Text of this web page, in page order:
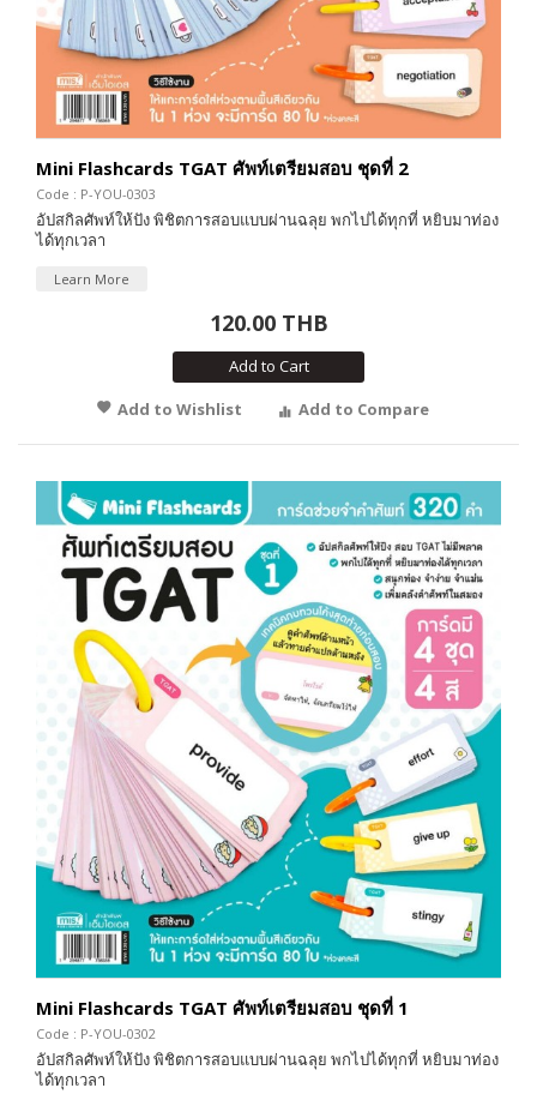
Mini Flashcards TGAT ศัพท์เตรียมสอบ ชุดที่ 2
Code : P-YOU-0303
อัปสกิลศัพท์ให้ปัง พิชิตการสอบแบบผ่านฉลุย พกไปได้ทุกที่ หยิบมาท่อง
ได้ทุกเวลา
Learn More
120.00 THB
Add to Cart
Add to Wishlist
Add to Compare
Mini Flashcards TGAT ศัพท์เตรียมสอบ ชุดที่ 1
Code : P-YOU-0302
อัปสกิลศัพท์ให้ปัง พิชิตการสอบแบบผ่านฉลุย พกไปได้ทุกที่ หยิบมาท่อง
ได้ทุกเวลา